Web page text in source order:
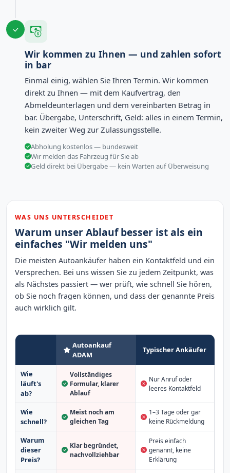
Wir kommen zu Ihnen — und zahlen sofort
in bar
Einmal einig, wählen Sie Ihren Termin. Wir kommen
direkt zu Ihnen — mit dem Kaufvertrag, den
Abmeldeunterlagen und dem vereinbarten Betrag in
bar. Übergabe, Unterschrift, Geld: alles in einem Termin,
kein zweiter Weg zur Zulassungsstelle.
Abholung kostenlos — bundesweit
Wir melden das Fahrzeug für Sie ab
Geld direkt bei Übergabe — kein Warten auf Überweisung
WAS UNS UNTERSCHEIDET
Warum unser Ablauf besser ist als ein
einfaches "Wir melden uns"
Die meisten Autoankäufer haben ein Kontaktfeld und ein
Versprechen. Bei uns wissen Sie zu jedem Zeitpunkt, was
als Nächstes passiert — wer prüft, wie schnell Sie hören,
ob Sie noch fragen können, und dass der genannte Preis
auch wirklich gilt.
Autoankauf
ADAM
Typischer Ankäufer
Wie
läuft's
ab?
Vollständiges
Formular, klarer
Ablauf
Nur Anruf oder
leeres Kontaktfeld
Wie
schnell?
Meist noch am
gleichen Tag
1–3 Tage oder gar
keine Rückmeldung
Warum
dieser
Preis?
Klar begründet,
nachvollziehbar
Preis einfach
genannt, keine
Erklärung